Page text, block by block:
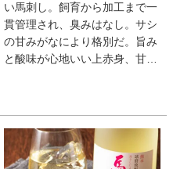
い馬刺し。飼育から加工まで一
貫管理され、臭みはなし。サシ
の甘みがなにより格別だ。旨み
と酸味が心地いい上赤身、甘め